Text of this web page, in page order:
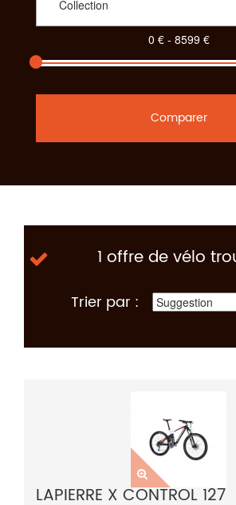
Collection
Comparer
1 offre de vélo
Trier par :
LAPIERRE X CONTROL 127